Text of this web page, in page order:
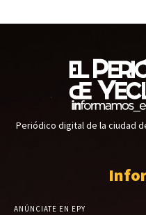
Periódico digital de la ciudad
ANÚNCIATE EN EPY